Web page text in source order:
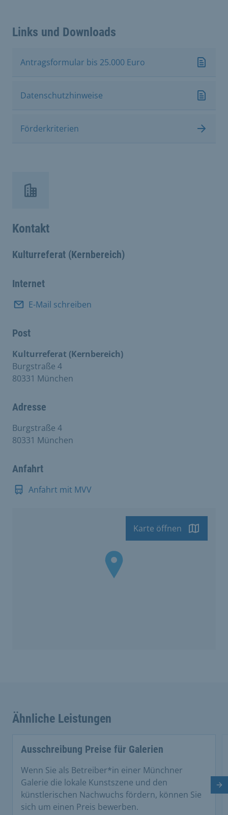
Links und Downloads
Antragsformular bis 25.000 Euro
Datenschutzhinweise
Förderkriterien
Kontakt
Kulturreferat (Kernbereich)
Internet
E-Mail schreiben
Post
Kulturreferat (Kernbereich)
Burgstraße 4
80331 München
Adresse
Burgstraße 4
80331 München
Anfahrt
Anfahrt mit MVV
Karte öffnen
Ähnliche Leistungen
Ausschreibung Preise für Galerien
Wenn Sie als Betreiber*in einer Münchner
Galerie die lokale Kunstszene und den
künstlerischen Nachwuchs fördern, können Sie
sich um einen Preis bewerben.